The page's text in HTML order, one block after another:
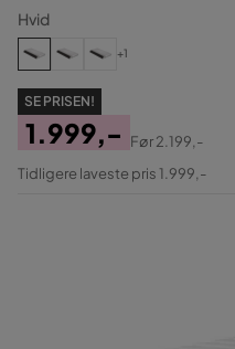
Hvid
+1
SE PRISEN!
Pris
1.999,-
Original
Før2.199,-
Tidligere laveste pris 1.999,-